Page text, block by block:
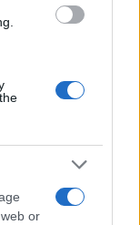
or
news